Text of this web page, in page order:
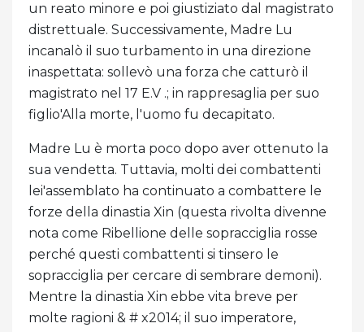
un reato minore e poi giustiziato dal magistrato
distrettuale. Successivamente, Madre Lu
incanalò il suo turbamento in una direzione
inaspettata: sollevò una forza che catturò il
magistrato nel 17 E.V .; in rappresaglia per suo
figlio'Alla morte, l'uomo fu decapitato.
Madre Lu è morta poco dopo aver ottenuto la
sua vendetta. Tuttavia, molti dei combattenti
lei'assemblato ha continuato a combattere le
forze della dinastia Xin (questa rivolta divenne
nota come Ribellione delle sopracciglia rosse
perché questi combattenti si tinsero le
sopracciglia per cercare di sembrare demoni).
Mentre la dinastia Xin ebbe vita breve per
molte ragioni & # x2014; il suo imperatore,